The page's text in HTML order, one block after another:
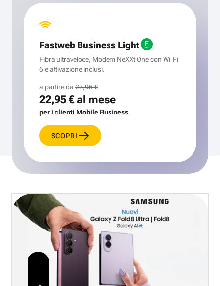
Fastweb Business Light
Fibra ultraveloce, Modem NeXXt One con Wi‑Fi
6 e attivazione inclusi.
a partire da 27,95 €
22,95 €al mese
per i clienti Mobile Business
SCOPRI